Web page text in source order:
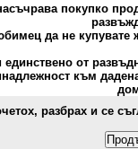
покупко
да не купувате
единствено от
към
разбрах и се